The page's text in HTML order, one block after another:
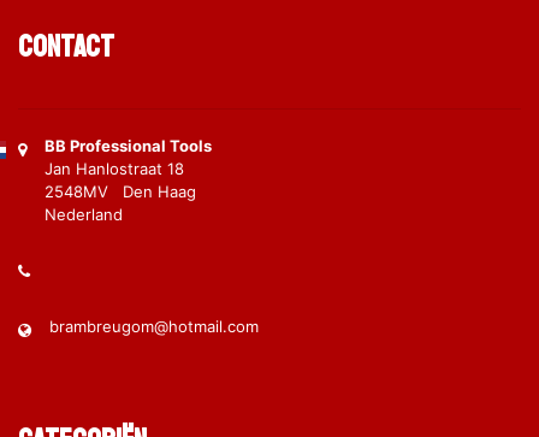
Contact
BB Professional Tools
Jan Hanlostraat 18
2548MV Den Haag
Nederland
brambreugom@hotmail.com